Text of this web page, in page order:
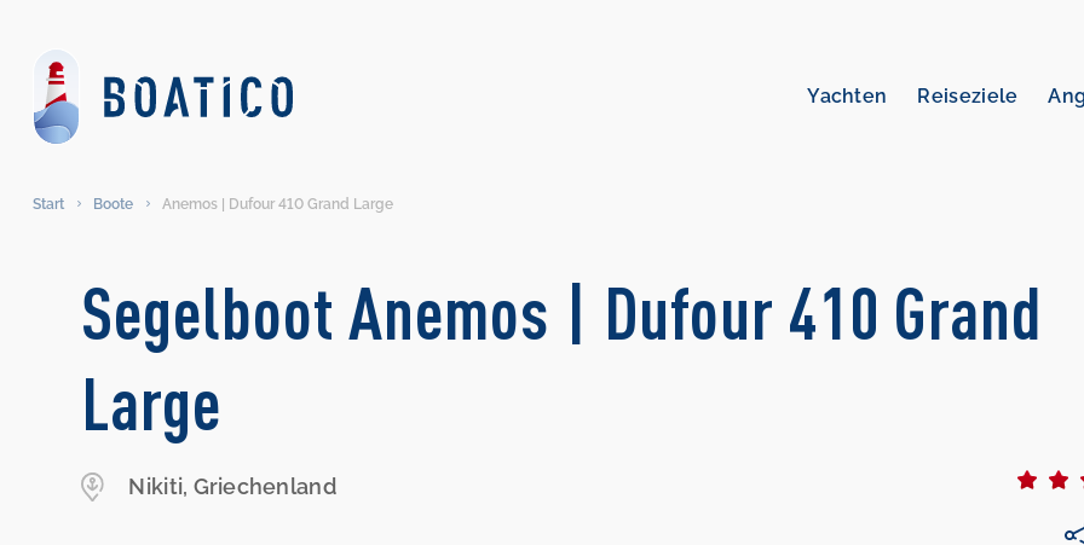
Yachten Reiseziele
Start Boote Anemos | Dufour 410 Grand Large
Segelboot Anemos | Dufour 410 Grand
Large
Nikiti, Griechenland